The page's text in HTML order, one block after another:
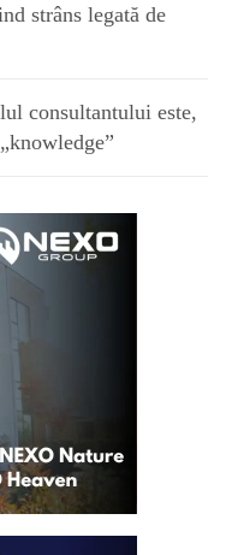
strâns legată de
consultantului este,